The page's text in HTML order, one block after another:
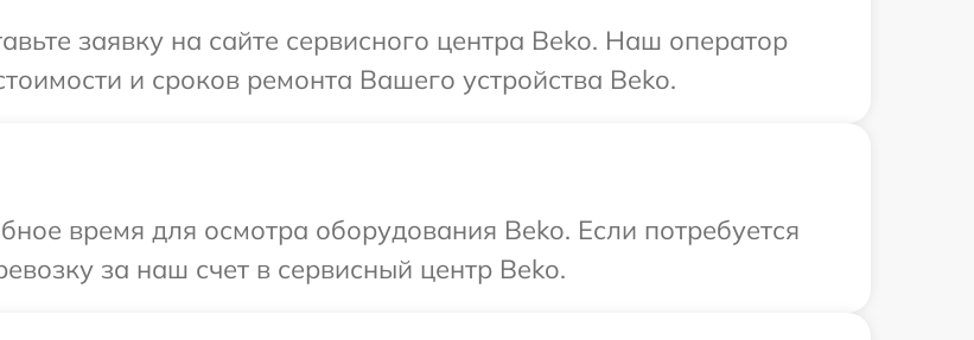
заявку на сайте сервисного центра Beko. Наш оператор
и сроков ремонта Вашего устройства Beko.
время для осмотра оборудования Beko. Если потребуется
за наш счет в сервисный центр Beko.